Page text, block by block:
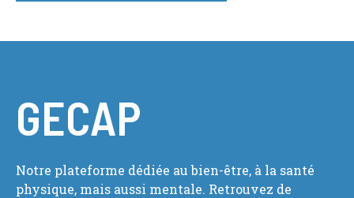
GECAP
Notre plateforme dédiée au bien-être, à la santé
physique, mais aussi mentale. Retrouvez de